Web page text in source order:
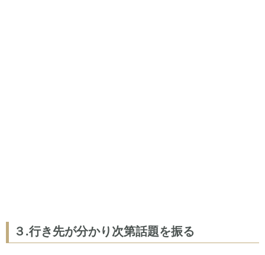
３.行き先が分かり次第話題を振る